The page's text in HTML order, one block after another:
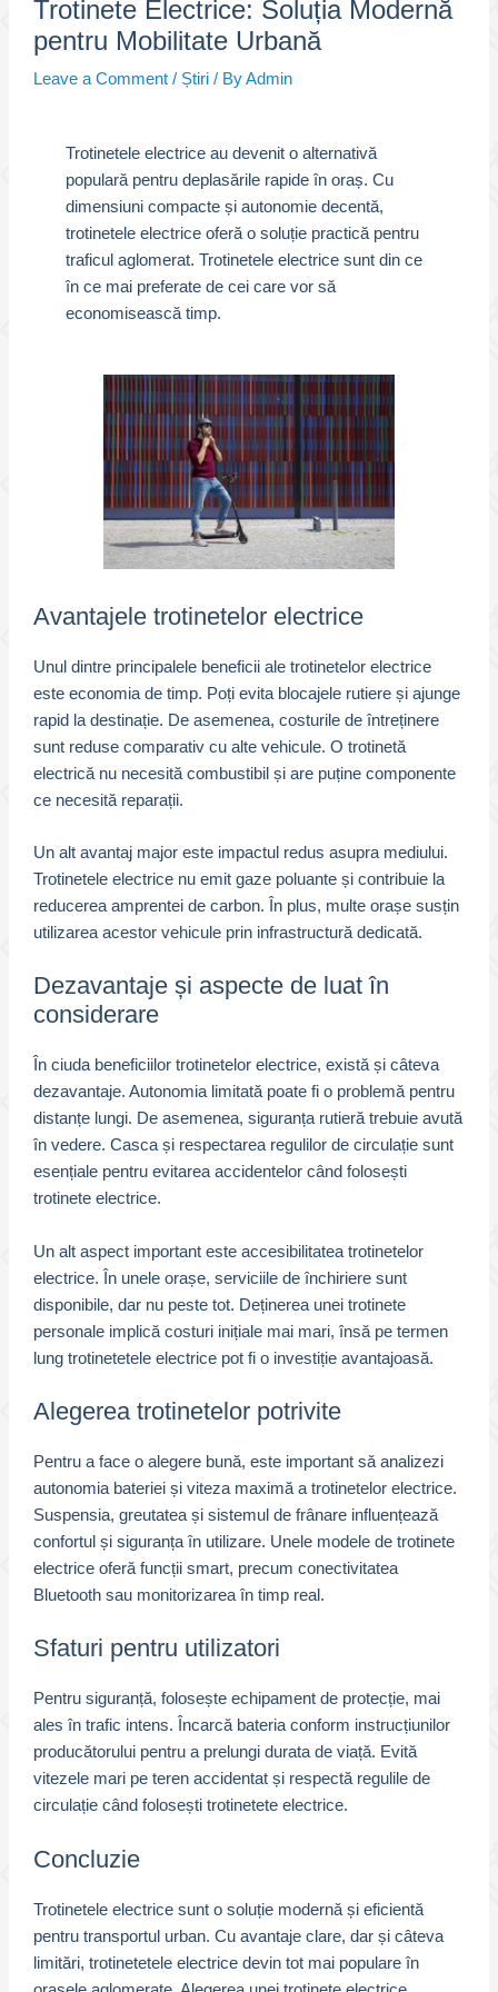
Trotinete Electrice: Soluția Modernă
pentru Mobilitate Urbană
Leave a Comment / Știri/ ByAdmin
Trotinetele electrice au devenit o alternativă
populară pentru deplasările rapide în oraș. Cu
dimensiuni compacte și autonomie decentă,
trotinetele electrice oferă o soluție practică pentru
traficul aglomerat. Trotinetele electrice sunt din ce
în ce mai preferate de cei care vor să
economisească timp.
Avantajele trotinetelor electrice
Unul dintre principalele beneficii ale trotinetelor electrice
este economia de timp. Poți evita blocajele rutiere și ajunge
rapid la destinație. De asemenea, costurile de întreținere
sunt reduse comparativ cu alte vehicule. O trotinetă
electrică nu necesită combustibil și are puține componente
ce necesită reparații.
Un alt avantaj major este impactul redus asupra mediului.
Trotinetele electrice nu emit gaze poluante și contribuie la
reducerea amprentei de carbon. În plus, multe orașe susțin
utilizarea acestor vehicule prin infrastructură dedicată.
Dezavantaje și aspecte de luat în
considerare
În ciuda beneficiilor trotinetelor electrice, există și câteva
dezavantaje. Autonomia limitată poate fi o problemă pentru
distanțe lungi. De asemenea, siguranța rutieră trebuie avută
în vedere. Casca și respectarea regulilor de circulație sunt
esențiale pentru evitarea accidentelor când folosești
trotinete electrice.
Un alt aspect important este accesibilitatea trotinetelor
electrice. În unele orașe, serviciile de închiriere sunt
disponibile, dar nu peste tot. Deținerea unei trotinete
personale implică costuri inițiale mai mari, însă pe termen
lung trotinetetele electrice pot fi o investiție avantajoasă.
Alegerea trotinetelor potrivite
Pentru a face o alegere bună, este important să analizezi
autonomia bateriei și viteza maximă a trotinetelor electrice.
Suspensia, greutatea și sistemul de frânare influențează
confortul și siguranța în utilizare. Unele modele de trotinete
electrice oferă funcții smart, precum conectivitatea
Bluetooth sau monitorizarea în timp real.
Sfaturi pentru utilizatori
Pentru siguranță, folosește echipament de protecție, mai
ales în trafic intens. Încarcă bateria conform instrucțiunilor
producătorului pentru a prelungi durata de viață. Evită
vitezele mari pe teren accidentat și respectă regulile de
circulație când folosești trotinetete electrice.
Concluzie
Trotinetele electrice sunt o soluție modernă și eficientă
pentru transportul urban. Cu avantaje clare, dar și câteva
limitări, trotinetetele electrice devin tot mai populare în